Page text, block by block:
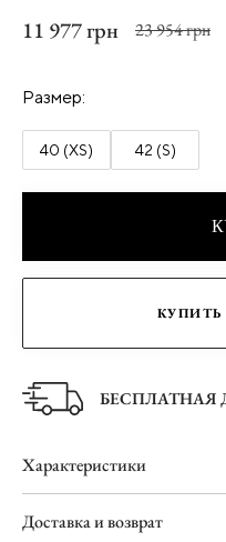
11 977 грн 23 954 грн
Размер:
40 (XS) 42 (S)
БЕСПЛАТНАЯ
Характеристики
Доставка и возврат